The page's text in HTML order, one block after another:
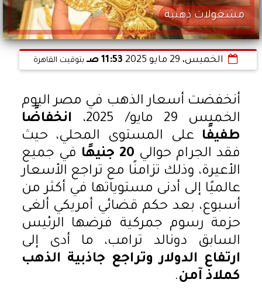
مشغولات ذهبية
الخميس، 29 مايو 2025 11:53 صـ بتوقيت القاهرة
أنخفضت أسعار الذهب في مصر اليوم
الخميس 29 مايو/ 2025،
انخفاضًا
طفيفًا على المستوى المحلي، حيث
فقد الجرام حوالي 20 جنيهًا
في جميع
الأعيرة، وذلك تزامنًا مع تراجع الأسعار
عالميًا إلى أدنى مستوياتها في أكثر من
أسبوع، بعد حكم قضائي أمريكي ألغى
حزمة رسوم جمركية فرضها الرئيس
السابق دونالد ترامب، ما أدى إلى
ارتفاع الدولار وتراجع جاذبية الذهب
كملاذ آمن.